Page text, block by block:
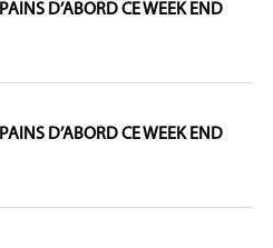
D’ABORD CE WEEK END
D’ABORD CE WEEK END